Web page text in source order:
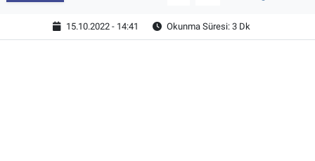
15.10.2022 - 14:41 Okunma Süresi: 3 Dk